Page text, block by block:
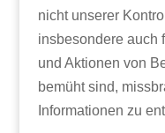
nicht unserer
insbesondere auch
und Aktionen von
bemüht sind,
Informationen zu